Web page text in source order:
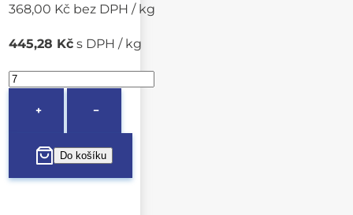
368,00 Kč bez DPH / kg
445,28 Kč s DPH / kg
+ −